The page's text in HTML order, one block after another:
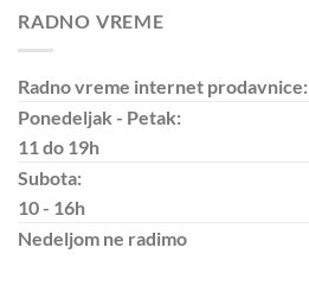
RADNO VREME
Radno vreme internet prodavnice:
Ponedeljak - Petak:
11 do 19h
Subota:
10 - 16h
Nedeljom ne radimo